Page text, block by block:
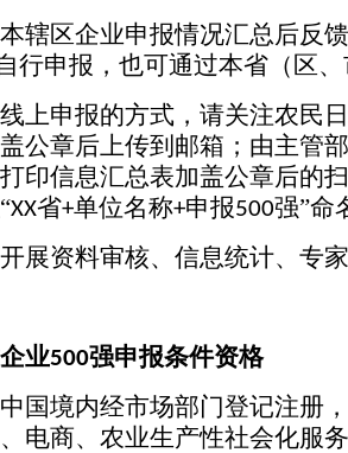
辖区企业申报情况汇总后反
行申报，也可通过本省（区
上申报的方式，请关注农民
公章后上传到邮箱；由主管
印信息汇总表加盖公章后的
XX省+单位名称+申报500强”命
展资料审核、信息统计、专
业500强申报条件资格
国境内经市场部门登记注册
电商、农业生产性社会化服